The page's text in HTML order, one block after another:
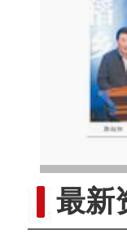
最新